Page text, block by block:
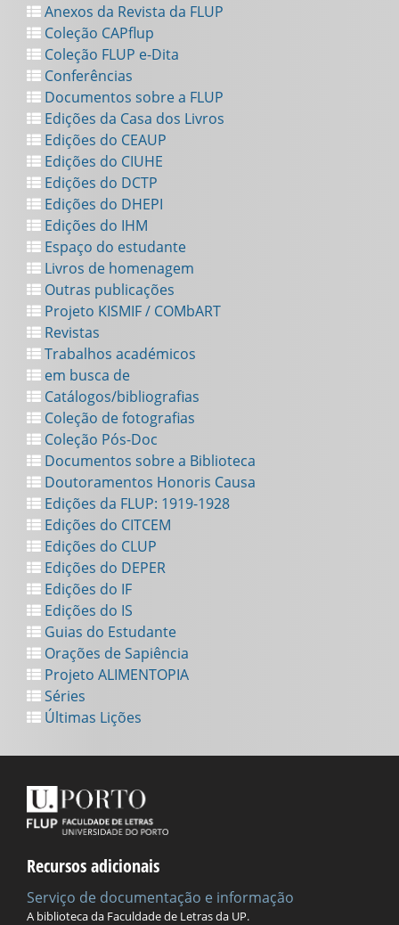
Anexos da Revista da FLUP
Coleção CAPflup
Coleção FLUP e-Dita
Conferências
Documentos sobre a FLUP
Edições da Casa dos Livros
Edições do CEAUP
Edições do CIUHE
Edições do DCTP
Edições do DHEPI
Edições do IHM
Espaço do estudante
Livros de homenagem
Outras publicações
Projeto KISMIF / COMbART
Revistas
Trabalhos académicos
em busca de
Catálogos/bibliografias
Coleção de fotografias
Coleção Pós-Doc
Documentos sobre a Biblioteca
Doutoramentos Honoris Causa
Edições da FLUP: 1919-1928
Edições do CITCEM
Edições do CLUP
Edições do DEPER
Edições do IF
Edições do IS
Guias do Estudante
Orações de Sapiência
Projeto ALIMENTOPIA
Séries
Últimas Lições
Recursos adicionais
Serviço de documentação e informação
A biblioteca da Faculdade de Letras da UP.